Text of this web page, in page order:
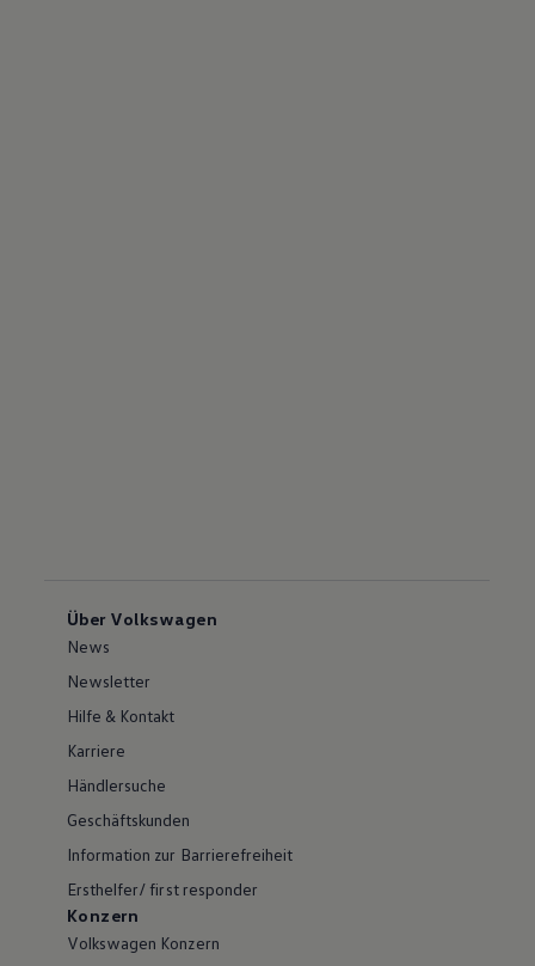
Über Volkswagen
News
Newsletter
Hilfe & Kontakt
Karriere
Händlersuche
Geschäftskunden
Information zur Barrierefreiheit
Ersthelfer/ first responder
Konzern
Volkswagen Konzern